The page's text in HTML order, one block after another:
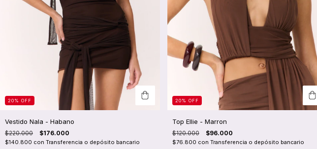
20% OFF
Vestido Nala - Habano
$220.000 $176.000
$140.800 con Transferencia o depósito bancario
20% OFF
Top Ellie - Marron
$120.000 $96.000
$76.800 con Transferencia o depósito bancario